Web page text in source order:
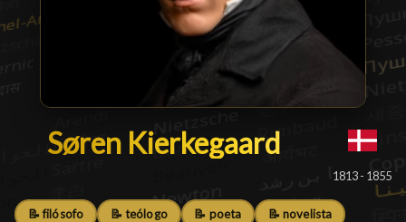
Søren Kierkegaard
Søren Kierkegaard█
1813 - 1855
📝 filósofo 📝 teólogo 📝 poeta 📝 novelista